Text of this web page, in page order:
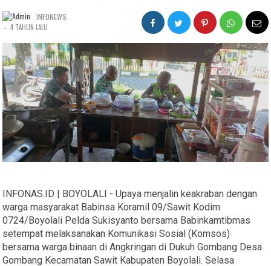
INFONEWS
- 4 TAHUN LALU
INFONAS.ID | BOYOLALI - Upaya menjalin keakraban dengan
warga masyarakat Babinsa Koramil 09/Sawit Kodim
0724/Boyolali Pelda Sukisyanto bersama Babinkamtibmas
setempat melaksanakan Komunikasi Sosial (Komsos)
bersama warga binaan di Angkringan di Dukuh Gombang Desa
Gombang Kecamatan Sawit Kabupaten Boyolali. Selasa